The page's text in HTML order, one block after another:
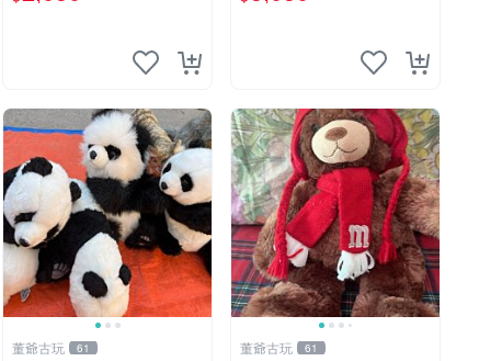
董爺古玩 61 董爺古玩 61